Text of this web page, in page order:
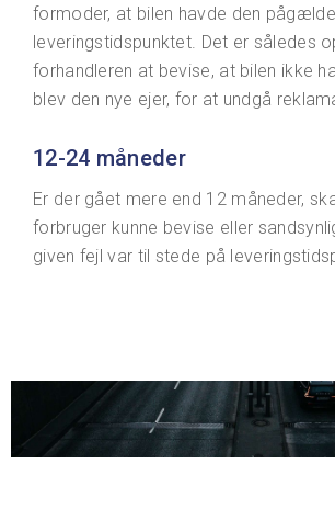
formoder, at bilen havde den
leveringstidspunktet. Det er således
forhandleren at bevise, at bilen ikke
blev den nye ejer, for at undgå
12-24 måneder
Er der gået mere end 12 måneder,
forbruger kunne bevise eller
given fejl var til stede på